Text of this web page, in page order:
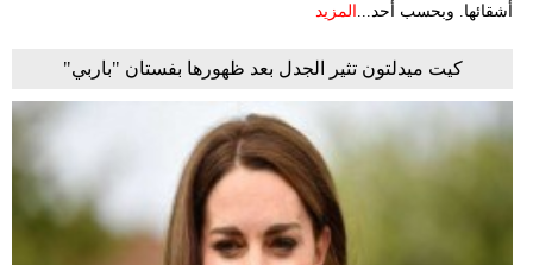
أشقائها. وبحسب أحد... المزيد
كيت ميدلتون تثير الجدل بعد ظهورها بفستان "باربي"